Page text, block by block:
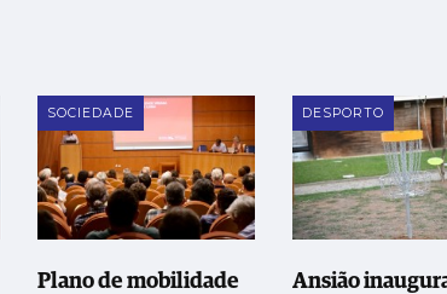
SOCIEDADE
Plano de mobilidade
DESPORTO
Ansião